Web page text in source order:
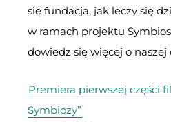
się fundacja, jak leczy się
w ramach projektu
dowiedz się więcej o naszej
Premiera pierwszej części
Symbiozy”